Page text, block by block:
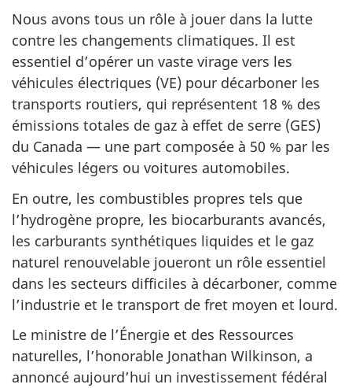
Nous avons tous un rôle à jouer dans la lutte
contre les changements climatiques. Il est
essentiel d’opérer un vaste virage vers les
véhicules électriques (VE) pour décarboner les
transports routiers, qui représentent 18 % des
émissions totales de gaz à effet de serre (GES)
du Canada — une part composée à 50 % par les
véhicules légers ou voitures automobiles.
En outre, les combustibles propres tels que
l’hydrogène propre, les biocarburants avancés,
les carburants synthétiques liquides et le gaz
naturel renouvelable joueront un rôle essentiel
dans les secteurs difficiles à décarboner, comme
l’industrie et le transport de fret moyen et lourd.
Le ministre de l’Énergie et des Ressources
naturelles, l’honorable Jonathan Wilkinson, a
annoncé aujourd’hui un investissement fédéral